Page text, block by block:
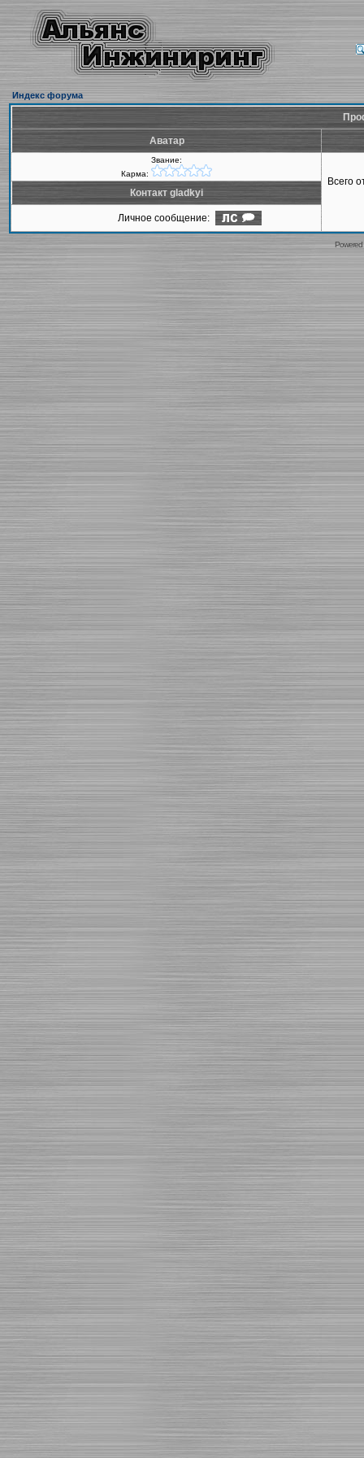
Индекс форума
Аватар
Звание:
Карма:
Всего
Контакт gladkyi
Личное сообщение: